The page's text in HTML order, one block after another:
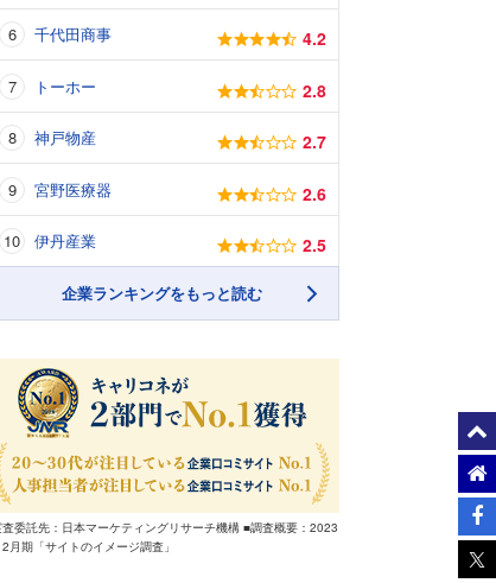
千代田商事 4.2
トーホー 2.8
神戸物産 2.7
宮野医療器 2.6
伊丹産業 2.5
企業ランキングをもっと読む
委託先：日本マーケティングリサーチ機構 ■調査概要：2023
月期「サイトのイメージ調査」